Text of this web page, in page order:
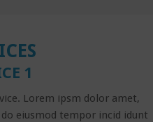
1​
Lorem ipsm dolor amet,
eiusmod tempor incid idunt